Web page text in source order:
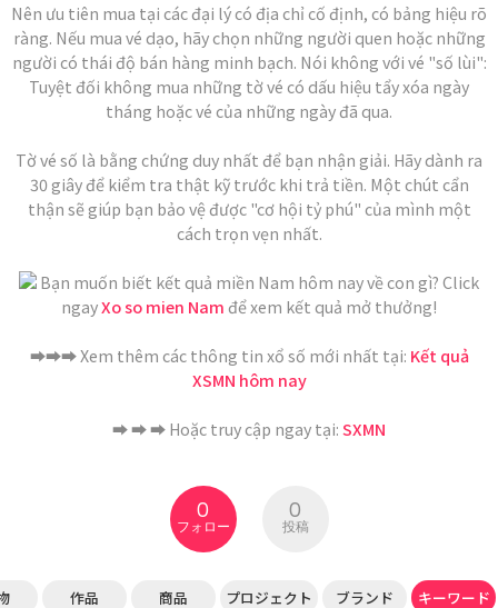
Nên ưu tiên mua tại các đại lý có địa chỉ cố định, có bảng hiệu rõ
ràng. Nếu mua vé dạo, hãy chọn những người quen hoặc những
người có thái độ bán hàng minh bạch. Nói không với vé "số lùi":
Tuyệt đối không mua những tờ vé có dấu hiệu tẩy xóa ngày
tháng hoặc vé của những ngày đã qua.
Tờ vé số là bằng chứng duy nhất để bạn nhận giải. Hãy dành ra
30 giây để kiểm tra thật kỹ trước khi trả tiền. Một chút cẩn
thận sẽ giúp bạn bảo vệ được "cơ hội tỷ phú" của mình một
cách trọn vẹn nhất.
Bạn muốn biết kết quả miền Nam hôm nay về con gì? Click
ngayXo so mien Namđể xem kết quả mở thưởng!
➡️➡️➡️ Xem thêm các thông tin xổ số mới nhất tại: Kết quả
XSMN hôm nay
➡️ ➡️ ➡️ Hoặc truy cập ngay tại:SXMN
0
フォロー
0
投稿
作品 商品 プロジェクト ブランド キーワード